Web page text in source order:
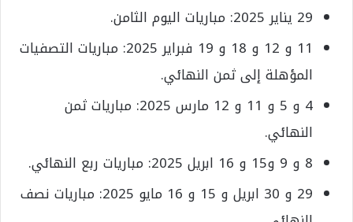
29 يناير 2025: مباريات اليوم الثامن.
11 و 12 و 18 و 19 فبراير 2025: مباريات التصفيات
المؤهلة إلى ثمن النهائي.
4 و 5 و 11 و 12 مارس 2025: مباريات ثمن
النهائي.
8 و 9 و15 و 16 ابريل 2025: مباريات ربع النهائي.
29 و 30 ابريل و 15 و 16 مايو 2025: مباريات نصف